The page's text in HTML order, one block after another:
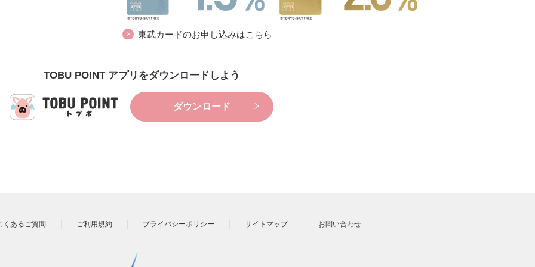
東武カードのお申し込みはこちら
TOBU POINT アプリをダウンロードしよう
ダウンロード
くあるご質問 ご利用規約 プライバシーポリシー サイトマップ お問い合わせ